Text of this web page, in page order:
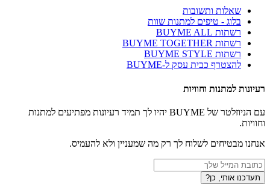
שאלות ותשובות
בלוג - טיפים למתנות שוות
רשתות BUYME ALL
רשתות BUYME TOGETHER
רשתות BUYME STYLE
להצטרף כבית עסק ל-BUYME
רעיונות למתנות וחוויות
עם הניוזלטר של BUYME יהיו לך תמיד רעיונות מפתיעים למתנות
וחוויות.
אנחנו מבטיחים לשלוח לך רק מה שמעניין ולא להעמיס.
תעדכנו אותי, כן?